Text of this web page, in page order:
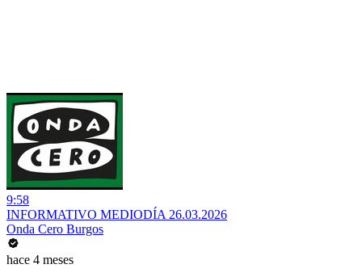
9:58
INFORMATIVO MEDIODÍA 26.03.2026
Onda Cero Burgos
hace 4 meses